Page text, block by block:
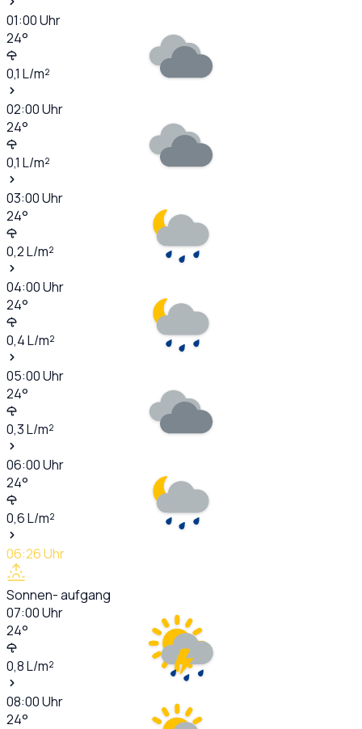
01:00Uhr
24°
0,1 L/m²
02:00Uhr
24°
0,1 L/m²
03:00Uhr
24°
0,2L/m²
04:00Uhr
24°
0,4L/m²
05:00Uhr
24°
0,3L/m²
06:00Uhr
24°
0,6L/m²
06:26Uhr
Sonnen- aufgang
07:00Uhr
24°
0,8L/m²
08:00Uhr
24°